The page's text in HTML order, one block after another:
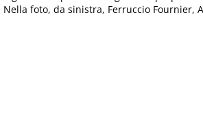
foto, da sinistra, Ferruccio Fournier,